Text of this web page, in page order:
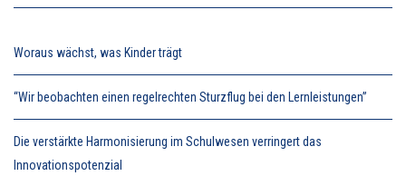
Woraus wächst, was Kinder trägt
“Wir beobachten einen regelrechten Sturzflug bei den Lernleistungen”
Die verstärkte Harmonisierung im Schulwesen verringert das
Innovationspotenzial